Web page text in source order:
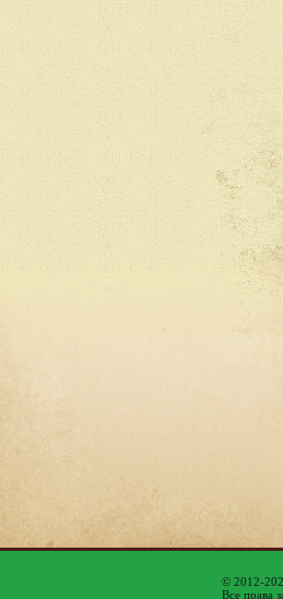
© 2012-
Все права